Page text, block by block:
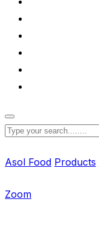
Asol Food Products
Zoom